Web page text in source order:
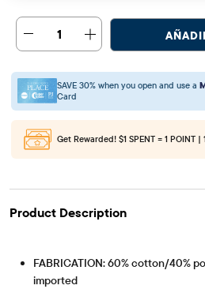
1
SAVE 30% when you open and use a
Card
Get Rewarded! $1 SPENT = 1 POINT
Product Description
FABRICATION: 60% cotton/40%
imported